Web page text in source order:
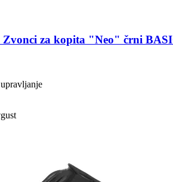
Zvonci za kopita "Neo" črni